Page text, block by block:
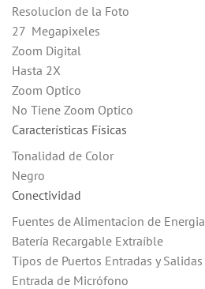
Resolucion de la Foto
27 Megapixeles
Zoom Digital
Hasta 2X
Zoom Optico
No Tiene Zoom Optico
Características Físicas
Tonalidad de Color
Negro
Conectividad
Fuentes de Alimentacion de Energia
Batería Recargable Extraíble
Tipos de Puertos Entradas y Salidas
Entrada de Micrófono